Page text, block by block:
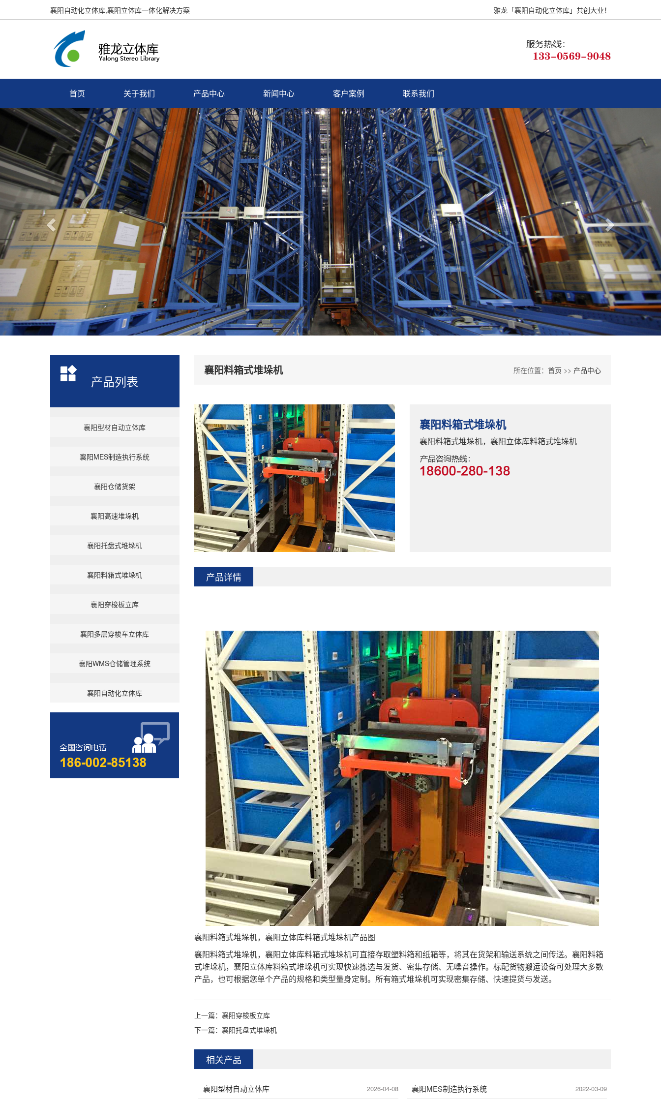
襄阳自动化立体库,襄阳立体库一体化解决方案 雅龙「襄阳自动化立体库」共创大业！
首页 关于我们 产品中心 新闻中心 客户案例 联系我们
Previous
产品列表
襄阳型材自动立体库
襄阳MES制造执行系统
襄阳仓储货架
襄阳高速堆垛机
襄阳托盘式堆垛机
襄阳料箱式堆垛机
襄阳穿梭板立库
襄阳多层穿梭车立体库
襄阳WMS仓储管理系统
襄阳自动化立体库
襄阳料箱式堆垛机 所在位置： 首页 >> 产品中心
襄阳料箱式堆垛机
襄阳料箱式堆垛机，襄阳立体库料箱式堆垛机
产品详情
襄阳料箱式堆垛机，襄阳立体库料箱式堆垛机产品图
襄阳料箱式堆垛机，襄阳立体库料箱式堆垛机可直接存取塑料箱和纸箱等，将其在货架和输送系统之间传送。襄阳料箱
式堆垛机，襄阳立体库料箱式堆垛机可实现快速拣选与发货、密集存储、无噪音操作。标配货物搬运设备可处理大多数
产品，也可根据您单个产品的规格和类型量身定制。所有箱式堆垛机可实现密集存储、快速提货与发送。
上一篇： 襄阳穿梭板立库
下一篇： 襄阳托盘式堆垛机
相关产品
襄阳型材自动立体库 2026-04-08 襄阳MES制造执行系统 2022-03-09